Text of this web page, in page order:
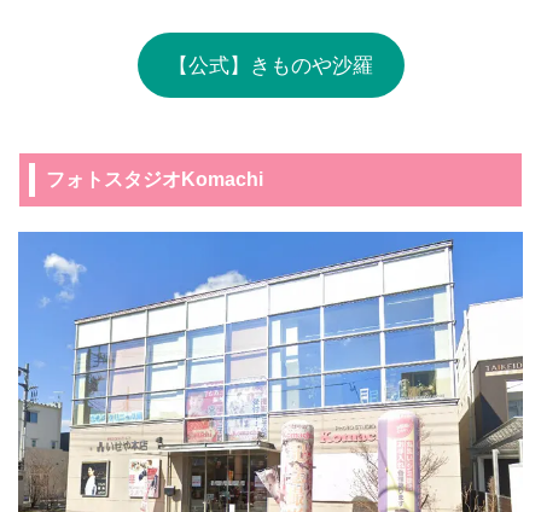
【公式】きものや沙羅
フォトスタジオKomachi